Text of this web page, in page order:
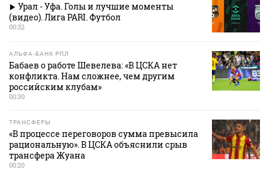
Урал - Уфа. Голы и лучшие моменты
(видео). Лига PARI. Футбол
00:32
АЛЬФА-БАНК РПЛ
Бабаев о работе Шевелева: «В ЦСКА нет
конфликта. Нам сложнее, чем другим
российским клубам»
00:30
ТРАНСФЕРЫ
«В процессе переговоров сумма превысила
рациональную». В ЦСКА объяснили срыв
трансфера Жуана
00:20